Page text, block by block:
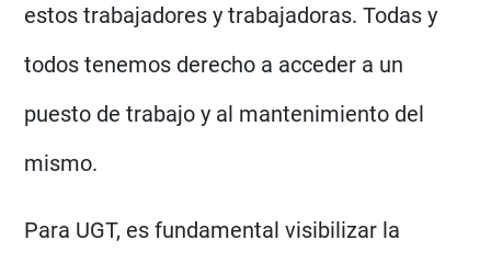
estos trabajadores y trabajadoras. Todas y
todos tenemos derecho a acceder a un
puesto de trabajo y al mantenimiento del
mismo.
Para UGT, es fundamental visibilizar la